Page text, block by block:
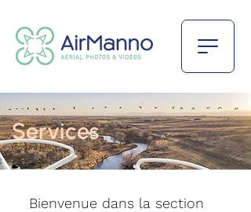
Services
Bienvenue dans la section